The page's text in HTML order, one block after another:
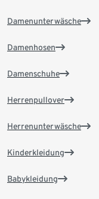
Damenunterwäsche
Damenhosen
Damenschuhe
Herrenpullover
Herrenunterwäsche
Kinderkleidung
Babykleidung